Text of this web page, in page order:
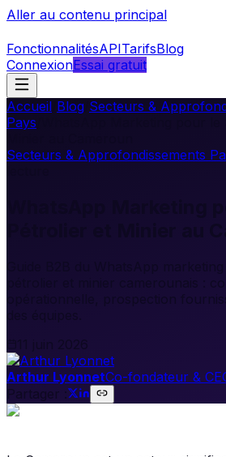
Aller au contenu principal
FonctionnalitésAPITarifsBlog
ConnexionEssai gratuit
Accueil Blog Secteurs &
Pays
Secteurs & Approfondissements
Guide B2B du WhatsApp
pétrolier et minier camerounais :
opérationnelle, prospection
Arthur LyonnetCo-fondateur &
Partager :